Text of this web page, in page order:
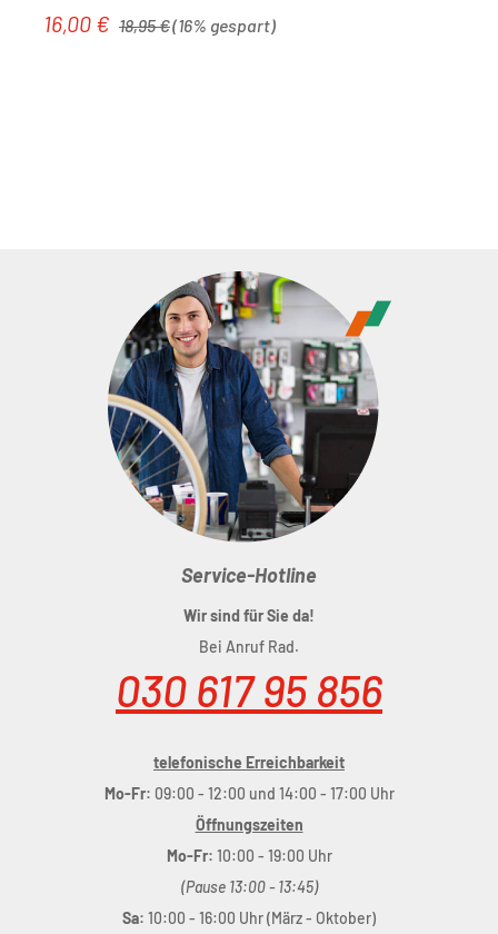
Verkaufspreis:
16,00 € Regulärer Preis:
18,95 €(16% gespart)
Service-Hotline
Wir sind für Sie da!
Bei Anruf Rad.
030 617 95 856
telefonische Erreichbarkeit
Mo-Fr: 09:00 - 12:00 und 14:00 - 17:00 Uhr
Öffnungszeiten
Mo-Fr: 10:00 - 19:00 Uhr
(Pause 13:00 - 13:45)
Sa: 10:00 - 16:00 Uhr (März - Oktober)